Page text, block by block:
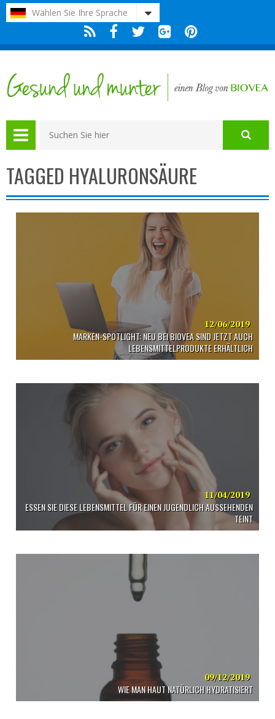
Bitte
beachten
Diese
enthält
ein
Barrierefreiheitssystem.
Wählen Sie Ihre Sprache
TAGGED HYALURONSÄURE
12/06/2019
MARKEN-SPOTLIGHT: NEU BEI BIOVEA SIND JETZT AUCH
LEBENSMITTELPRODUKTE ERHÄLTLICH
11/04/2019
ESSEN SIE DIESE LEBENSMITTEL FÜR EINEN JUGENDLICH AUSSEHENDEN
TEINT
09/12/2019
WIE MAN HAUT NATÜRLICH HYDRATISIERT